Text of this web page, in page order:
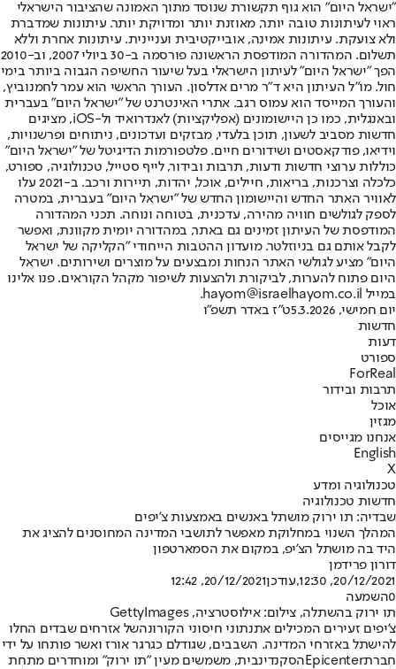
"ישראל היום" הוא גוף תקשורת שנוסד מתוך האמונה שהציבור הישראלי
ראוי לעיתונות טובה יותר, מאוזנת יותר ומדויקת יותר. עיתונות שמדברת
ולא צועקת. עיתונות אמינה, אובייקטיבית ועניינית. עיתונות אחרת וללא
תשלום. המהדורה המודפסת הראשונה פורסמה ב-30 ביולי 2007, וב-2010
הפך "ישראל היום" לעיתון הישראלי בעל שיעור החשיפה הגבוה ביותר בימי
חול. מו"ל העיתון היא ד"ר מרים אדלסון. העורך הראשי הוא עמר לחמנוביץ,
והעורך המייסד הוא עמוס רגב. אתרי האינטרנט של "ישראל היום" בעברית
ובאנגלית, כמו כן היישומונים (אפליקציות) לאנדרואיד ול-iOS, מציגים
חדשות מסביב לשעון, תוכן בלעדי, מבזקים ועדכונים, ניתוחים ופרשנויות,
וידיאו, פודקאסטים ושידורים חיים. פלטפורמות הדיגיטל של "ישראל היום"
כוללות ערוצי חדשות ודעות, תרבות ובידור, לייף סטייל, טכנולוגיה, ספורט,
כלכלה וצרכנות, בריאות, חיילים, אוכל, יהדות, תיירות ורכב. ב-2021 עלו
לאוויר האתר החדש והיישומון החדש של "ישראל היום" בעברית, במטרה
לספק לגולשים חוויה מהירה, עדכנית, בטוחה ונוחה. תכני המהדורה
המודפסת של העיתון זמינים גם באתר, במהדורה יומית מקוונת, ואפשר
לקבל אותם גם בניוזלטר. מועדון ההטבות הייחודי "הקליקה של ישראל
היום" מציע לגולשי האתר הנחות ומבצעים על מוצרים ושירותים. ישראל
היום פתוח להערות, לביקורת ולהצעות לשיפור מקהל הקוראים. פנו אלינו
במייל hayom@israelhayom.co.il.
יום חמישי, 5.3.2026
ט"ז באדר תשפ"ו
חדשות
דעות
ספורט
ForReal
תרבות ובידור
אוכל
מגזין
אנחנו מגייסים
English
X
טכנולוגיה ומדע
חדשות טכנולוגיה
שבדיה: תו ירוק מושתל באנשים באמצעות צ'יפים
המהלך השנוי במחלוקת מאפשר לתושבי המדינה המחוסנים להציג את
היד בה מושתל הצ'יפ, במקום את הסמארטפון
דורון פרידמן
20/12/2021, 12:30
,עודכן20/12/2021, 12:42
0השמעה
תו ירוק בהשתלה, צילום: אילוסטרציה, GettyImages
צ'יפים זעירים המכילים אתנתוני חיסוני הקורונהשל אזרחים שבדים החלו
להישתל באזרחי המדינה. השבבים, שגודלם כגרגר אורז ואשר פותחו על ידי
חברתEpicenter הסקנדינבית, משמשים מעין "תו ירוק" ומוחדרים מתחת